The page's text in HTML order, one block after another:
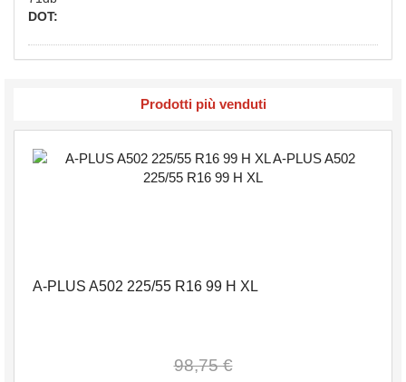
DOT:
Prodotti più venduti
A-PLUS A502 225/55 R16 99 H XL
98,75 €